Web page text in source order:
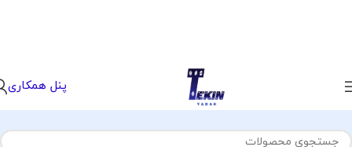
پنل همکاری